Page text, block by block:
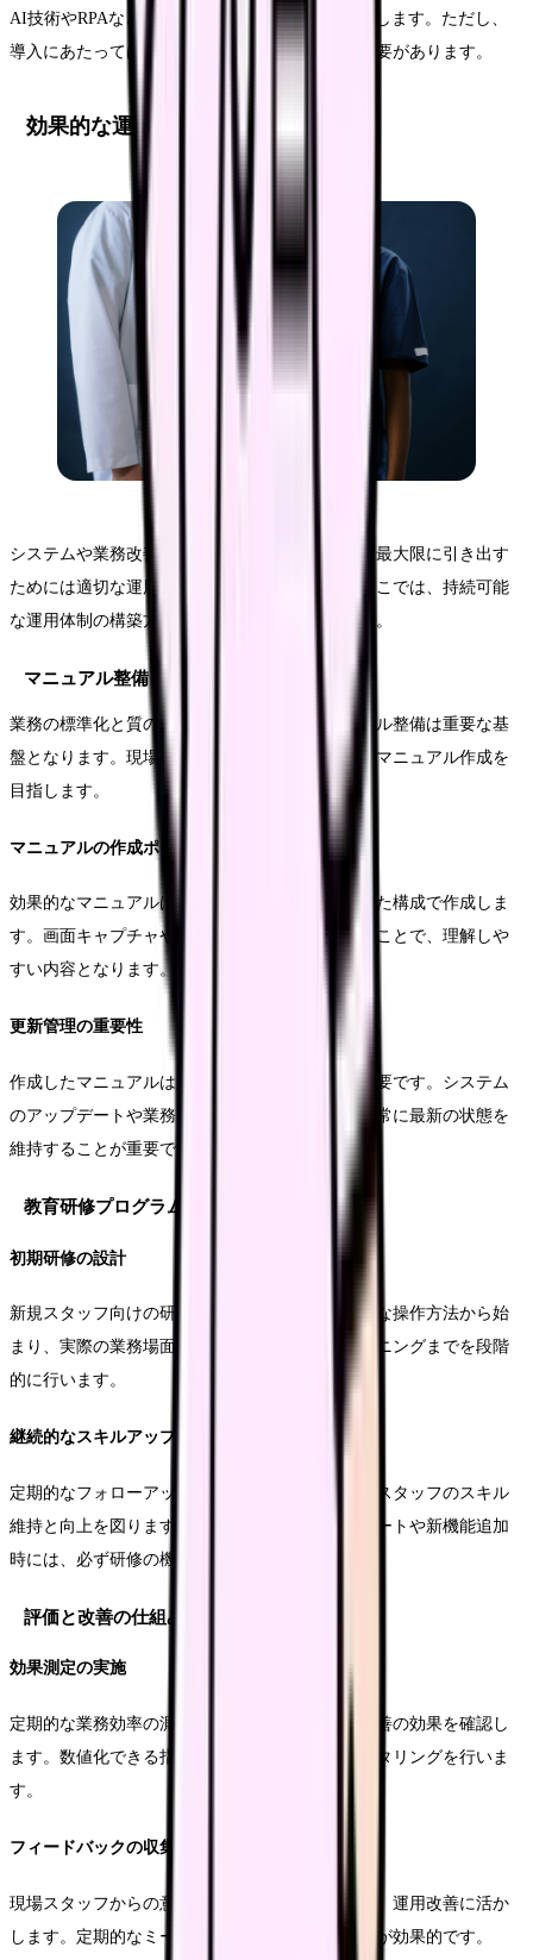
AI技術やRPAなど、新しい技術の導入も検討に値します。ただし、
導入にあたっては費用対効果を十分に検討する必要があります。
効果的な運用体制の構築
システムや業務改善策を導入した後、その効果を最大限に引き出す
ためには適切な運用体制の整備が不可欠です。ここでは、持続可能
な運用体制の構築方法について詳しく解説します。
マニュアル整備とドキュメント管理
業務の標準化と質の維持のため、適切なマニュアル整備は重要な基
盤となります。現場で実際に活用できる実用的なマニュアル作成を
目指します。
マニュアルの作成ポイント
効果的なマニュアルは、実際の業務フローに沿った構成で作成しま
す。画面キャプチャや具体的な操作手順を含めることで、理解しや
すい内容となります。
更新管理の重要性
作成したマニュアルは定期的な見直しと更新が必要です。システム
のアップデートや業務フローの変更に合わせて、常に最新の状態を
維持することが重要です。
教育研修プログラムの実施
初期研修の設計
新規スタッフ向けの研修プログラムでは、基本的な操作方法から始
まり、実際の業務場面を想定した実践的なトレーニングまでを段階
的に行います。
継続的なスキルアップ支援
定期的なフォローアップ研修を実施することで、スタッフのスキル
維持と向上を図ります。特に、システムアップデートや新機能追加
時には、必ず研修の機会を設けます。
評価と改善の仕組み
効果測定の実施
定期的な業務効率の測定と評価を行うことで、改善の効果を確認し
ます。数値化できる指標を設定し、継続的なモニタリングを行いま
す。
フィードバックの収集
現場スタッフからの意見や提案を積極的に収集し、運用改善に活か
します。定期的なミーティングや提案制度の活用が効果的です。